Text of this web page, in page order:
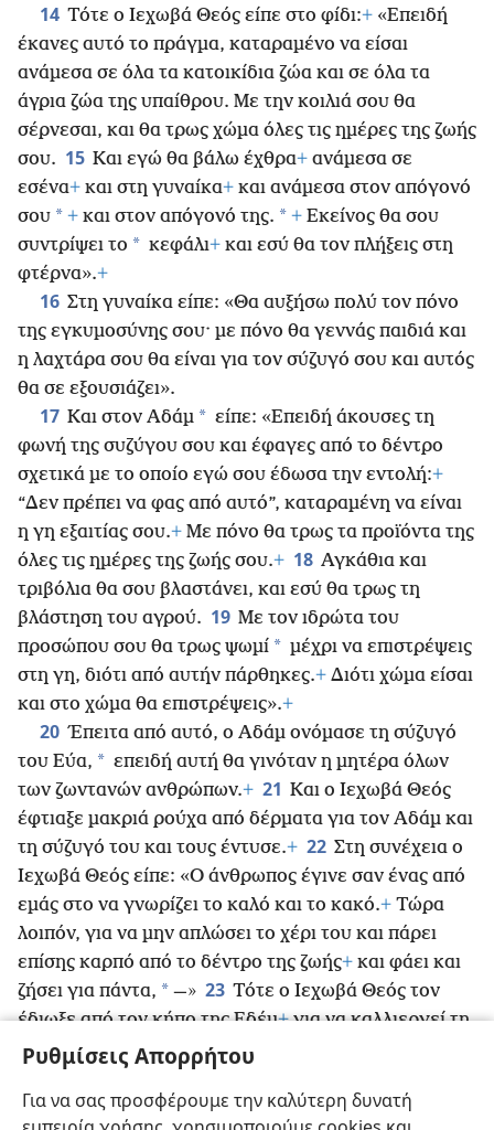
Ρυθμίσεις Απορρήτου
Για να σας προσφέρουμε την καλύτερη δυνατή
14 Τότε ο Ιεχωβά Θεός είπε στο φίδι:+ «Επειδή
έκανες αυτό το πράγμα, καταραμένο να είσαι
ανάμεσα σε όλα τα κατοικίδια ζώα και σε όλα τα
άγρια ζώα της υπαίθρου. Με την κοιλιά σου θα
σέρνεσαι, και θα τρως χώμα όλες τις ημέρες της ζωής
σου. 15 Και εγώ θα βάλω έχθρα+ ανάμεσα σε
εσένα+ και στη γυναίκα+ και ανάμεσα στον απόγονό
σου * + και στον απόγονό της. * + Εκείνος θα σου
συντρίψει το * κεφάλι+ και εσύ θα τον πλήξεις στη
φτέρνα».+
16 Στη γυναίκα είπε: «Θα αυξήσω πολύ τον πόνο
της εγκυμοσύνης σου· με πόνο θα γεννάς παιδιά και
η λαχτάρα σου θα είναι για τον σύζυγό σου και αυτός
θα σε εξουσιάζει».
17 Και στον Αδάμ * είπε: «Επειδή άκουσες τη
φωνή της συζύγου σου και έφαγες από το δέντρο
σχετικά με το οποίο εγώ σου έδωσα την εντολή:+
“Δεν πρέπει να φας από αυτό”, καταραμένη να είναι
η γη εξαιτίας σου.+ Με πόνο θα τρως τα προϊόντα της
όλες τις ημέρες της ζωής σου.+ 18 Αγκάθια και
τριβόλια θα σου βλαστάνει, και εσύ θα τρως τη
βλάστηση του αγρού. 19 Με τον ιδρώτα του
προσώπου σου θα τρως ψωμί * μέχρι να επιστρέψεις
στη γη, διότι από αυτήν πάρθηκες.+ Διότι χώμα είσαι
και στο χώμα θα επιστρέψεις».+
20 Έπειτα από αυτό, ο Αδάμ ονόμασε τη σύζυγό
του Εύα, * επειδή αυτή θα γινόταν η μητέρα όλων
των ζωντανών ανθρώπων.+ 21 Και ο Ιεχωβά Θεός
έφτιαξε μακριά ρούχα από δέρματα για τον Αδάμ και
τη σύζυγό του και τους έντυσε.+ 22 Στη συνέχεια ο
Ιεχωβά Θεός είπε: «Ο άνθρωπος έγινε σαν ένας από
εμάς στο να γνωρίζει το καλό και το κακό.+ Τώρα
λοιπόν, για να μην απλώσει το χέρι του και πάρει
επίσης καρπό από το δέντρο της ζωής+ και φάει και
ζήσει για πάντα, * —» 23 Τότε ο Ιεχωβά Θεός τον
έδιωξε από τον κήπο της Εδέμ+για να καλλιεργεί τη
γη από την οποία είχε παρθεί.
της Εδέμ τα χερουβείμ+και τη φλογερή λεπίδα ενός